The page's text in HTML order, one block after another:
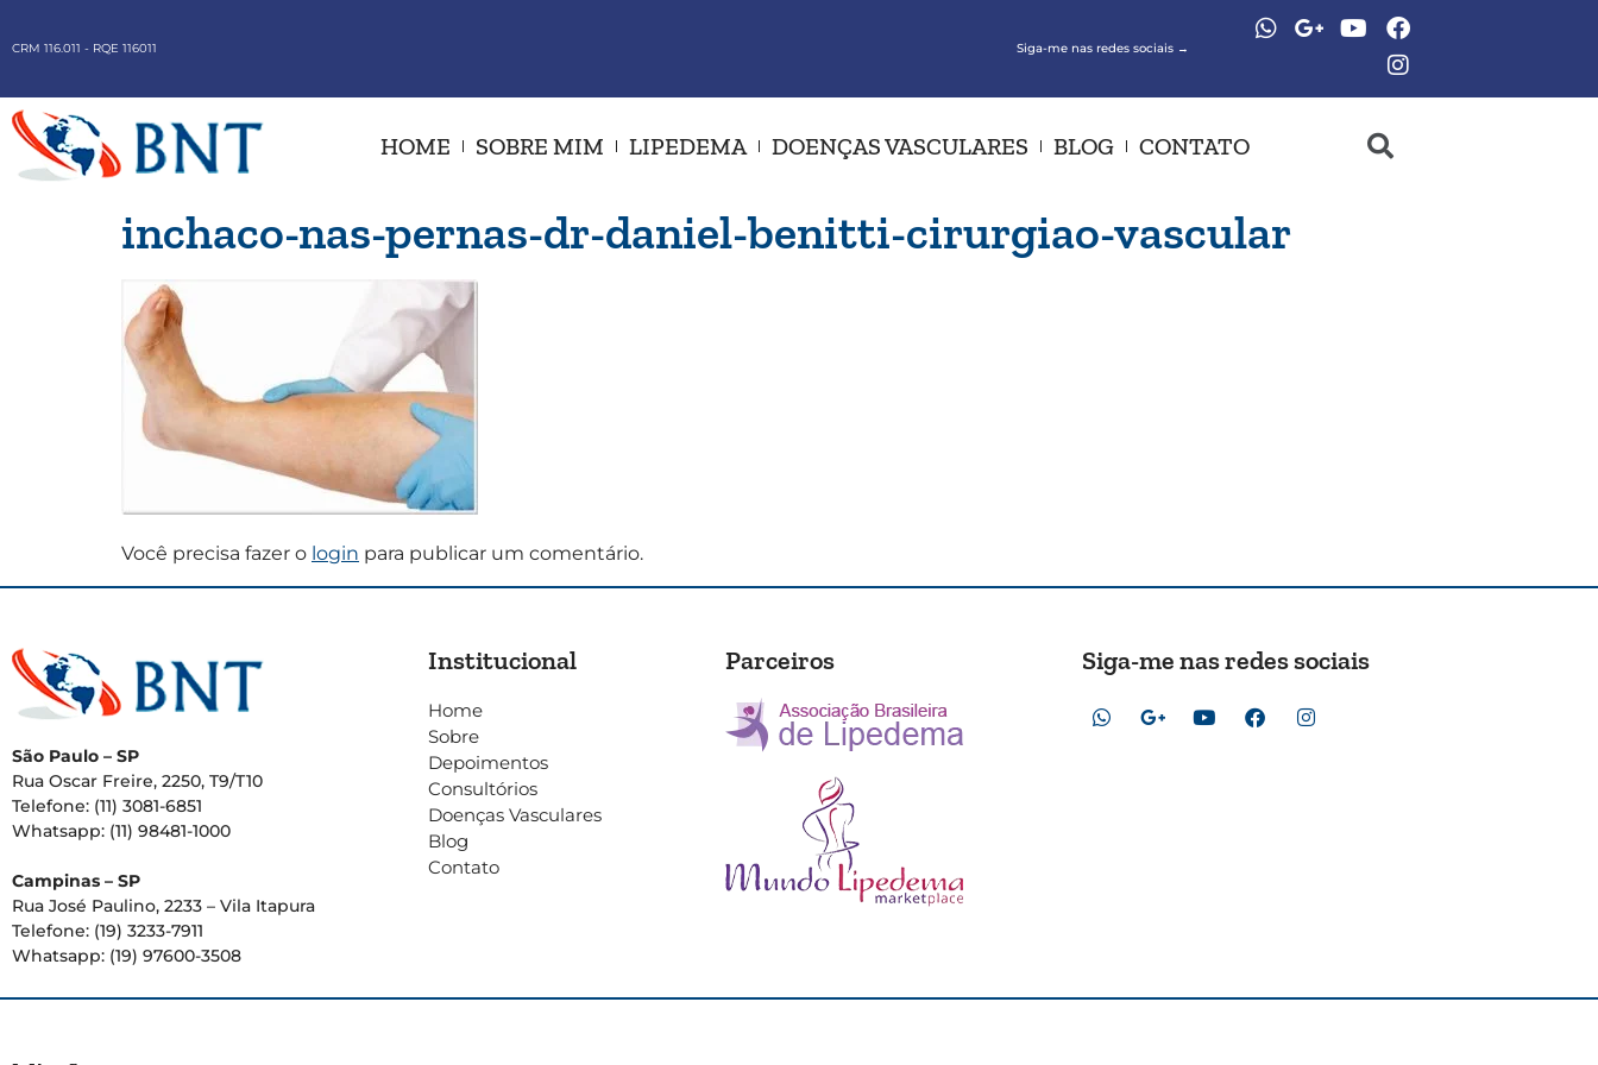
CRM 116.011 - RQE 116011 Siga-me nas redes sociais →
HOME SOBRE MIM LIPEDEMA DOENÇAS VASCULARES BLOG CONTATO
inchaco-nas-pernas-dr-daniel-benitti-cirurgiao-vascular
Você precisa fazer o login para publicar um comentário.
São Paulo – SP
Rua Oscar Freire, 2250, T9/T10
Telefone: (11) 3081-6851
Whatsapp: (11) 98481-1000
Campinas – SP
Rua José Paulino, 2233 – Vila Itapura
Telefone: (19) 3233-7911
Whatsapp: (19) 97600-3508
Institucional
Home
Sobre
Depoimentos
Consultórios
Doenças Vasculares
Blog
Contato
Parceiros Siga-me nas redes sociais